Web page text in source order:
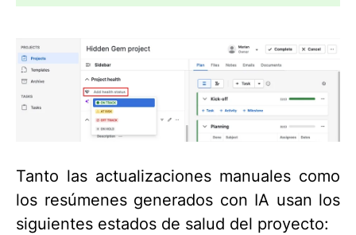
Tanto las actualizaciones manuales como
los resúmenes generados con IA usan los
siguientes estados de salud del proyecto: